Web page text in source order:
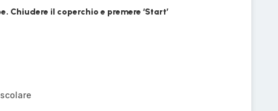
Chiudere il coperchio e premere ‘Start’